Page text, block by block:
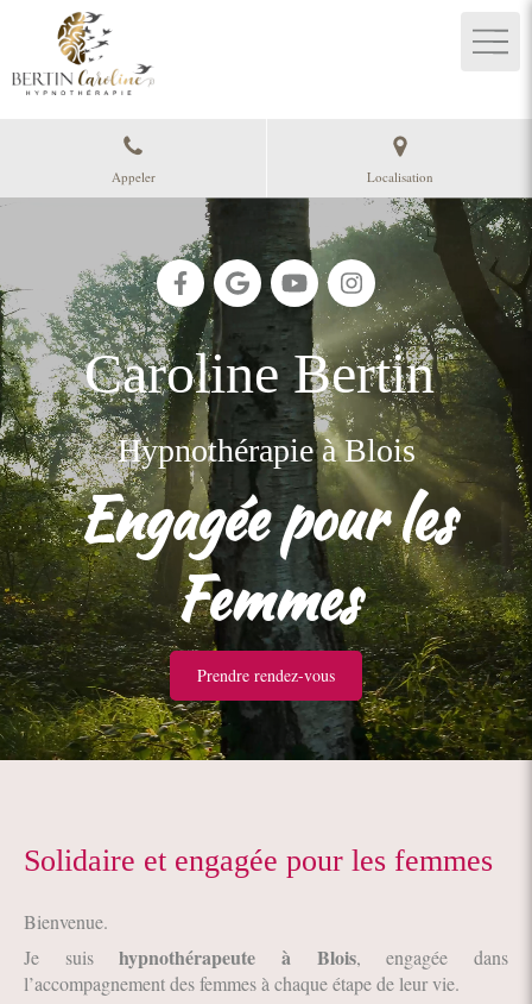
Appeler Localisation
Caroline Bertin
Hypnothérapie à Blois
Engagée pour les
Femmes
Prendre rendez-vous
Solidaire et engagée pour les femmes
Bienvenue.
Je suishypnothérapeute à Blois, engagée dans
l’accompagnement des femmes à chaque étape de leur vie.